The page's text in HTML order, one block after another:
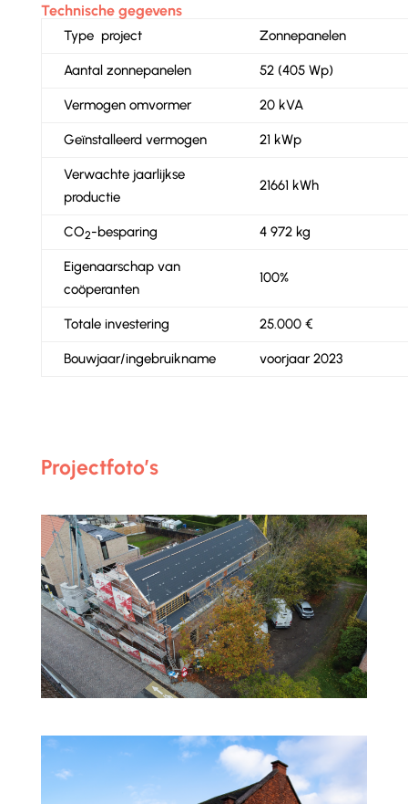
Technische gegevens
Type project Zonnepanelen
Aantal zonnepanelen 52 (405 Wp)
Vermogen omvormer 20 kVA
Geïnstalleerd vermogen 21 kWp
Verwachte jaarlijkse
productie
21661 kWh
CO2-besparing 4 972 kg
Eigenaarschap van
coöperanten
100%
Totale investering 25.000 €
Bouwjaar/ingebruikname voorjaar 2023
Projectfoto’s